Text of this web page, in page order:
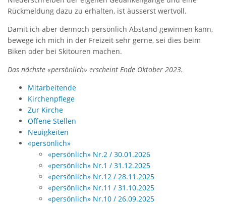
Rückmeldung dazu zu erhalten, ist äusserst wertvoll.
Damit ich aber dennoch persönlich Abstand gewinnen kann,
bewege ich mich in der Freizeit sehr gerne, sei dies beim
Biken oder bei Skitouren machen.
Das nächste «persönlich» erscheint Ende Oktober 2023.
Mitarbeitende
Kirchenpflege
Zur Kirche
Offene Stellen
Neuigkeiten
«persönlich»
«persönlich» Nr.2 / 30.01.2026
«persönlich» Nr.1 / 31.12.2025
«persönlich» Nr.12 / 28.11.2025
«persönlich» Nr.11 / 31.10.2025
«persönlich» Nr.10 / 26.09.2025